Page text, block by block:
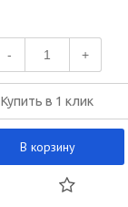
- +
Купить в 1 клик
В корзину